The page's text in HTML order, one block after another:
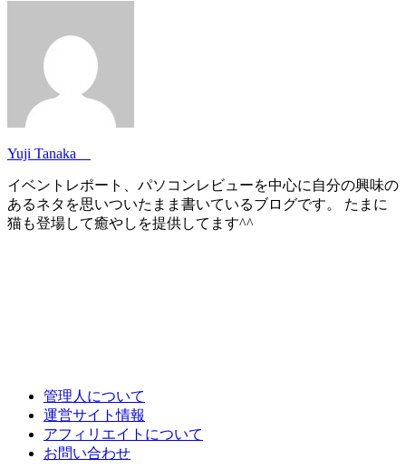
Yuji Tanaka
イベントレポート、パソコンレビューを中心に自分の興味の
あるネタを思いついたまま書いているブログです。 たまに
猫も登場して癒やしを提供してます^^
管理人について
運営サイト情報
アフィリエイトについて
お問い合わせ